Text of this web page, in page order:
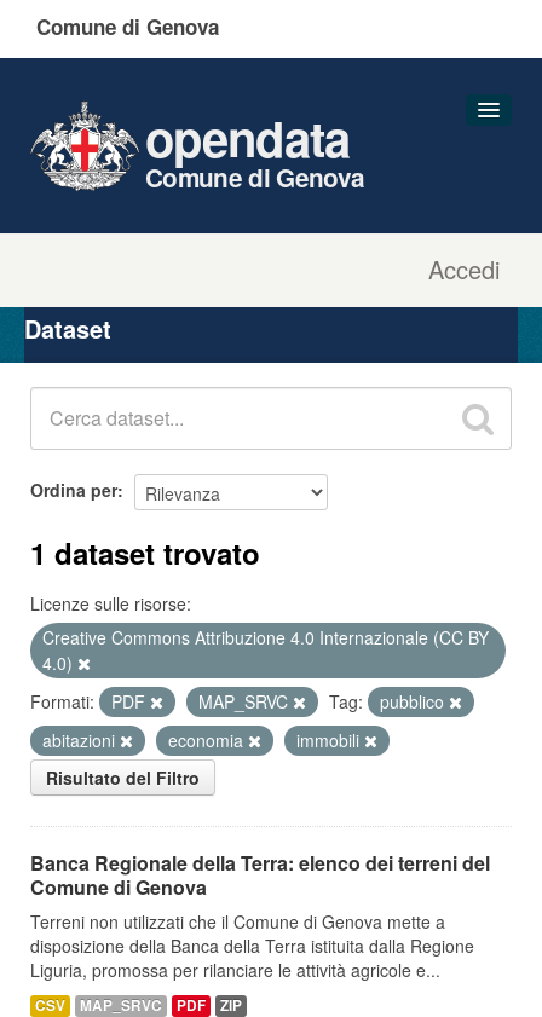
Comune di Genova
Accedi
opendata
Comune di Genova
Organizzazioni
Gruppi
Dataset
Ordina per
1 dataset trovato
Licenze sulle risorse:
Creative Commons Attribuzione 4.0 Internazionale (CC BY
4.0)
Formati:
PDF MAP_SRVC Tag:
pubblico
abitazioni
economia
immobili
Risultato del Filtro
Banca Regionale della Terra: elenco dei terreni del
Comune di Genova
Terreni non utilizzati che il Comune di Genova mette a
disposizione della Banca della Terra istituita dalla Regione
Liguria, promossa per rilanciare le attività agricole e...
CSV MAP_SRVC PDF ZIP